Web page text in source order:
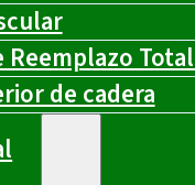
de cadera